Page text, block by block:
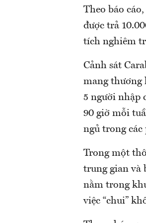
Theo báo
được trả
tích nghiêm
Cảnh sát
mang thương
5 người nhập
90 giờ mỗi
ngủ trong các
Trong một
trung gian và
nằm trong
việc “chui”